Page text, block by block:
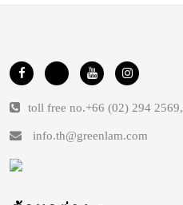
toll free no.+66 (02) 294 2569,
info.th@greenlam.com